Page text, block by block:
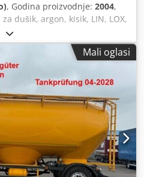
, Godina proizvodnje: 2004,
dušik, argon, kisik, LIN, LOX,
Radni tlak: 3 bara Volumen:
za LIN, LOX, LAR, LNG i
dioksid. Csdpjrk Na Aofx
na vaša pitanja putem
Mali oglasi